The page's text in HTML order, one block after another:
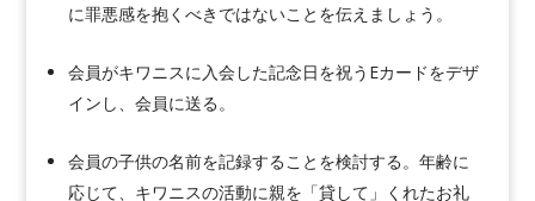
に罪悪感を抱くべきではないことを伝えましょう。
会員がキワニスに入会した記念日を祝うEカードをデザ
インし、会員に送る。
会員の子供の名前を記録することを検討する。年齢に
応じて、キワニスの活動に親を「貸して」くれたお礼